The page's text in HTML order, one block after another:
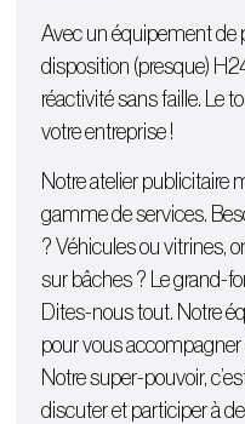
Avec un équipement de
disposition (presque)
réactivité sans faille. Le
votre entreprise !
Notre atelier publicitaire
gamme de services.
? Véhiculesouvitrines,
sur bâches ? Le grand-
Dites-nous tout. Notre
pour vous accompagner
Notre super-pouvoir,
discuter et participer à